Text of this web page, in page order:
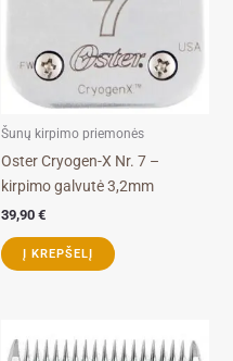
Šunų kirpimo priemonės
Oster Cryogen-X Nr. 7 –
kirpimo galvutė 3,2mm
39,90 €
Į KREPŠELĮ